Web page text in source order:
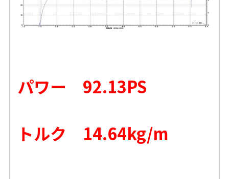
パワー 92.13PS
トルク 14.64kg/m